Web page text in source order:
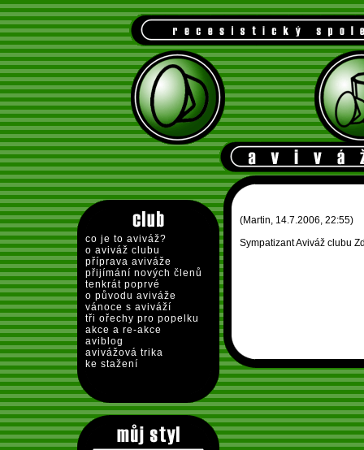
co je to aviváž?
o aviváž clubu
příprava aviváže
přijímání nových členů
tenkrát poprvé
o původu aviváže
vánoce s aviváží
tři ořechy pro popelku
akce a re-akce
aviblog
avivážová trika
ke stažení
(Martin, 14.7.2006, 22:55)
Sympatizant Aviváž clubu